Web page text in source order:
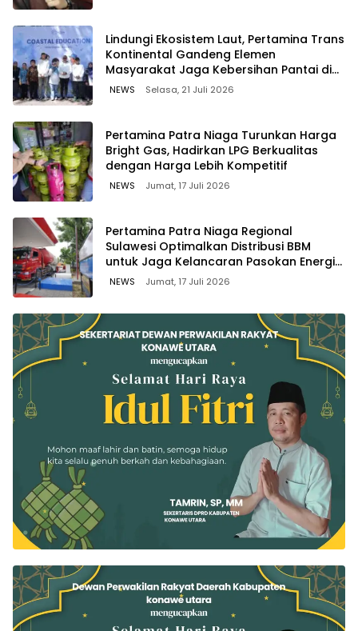
Lindungi Ekosistem Laut, Pertamina Trans
Kontinental Gandeng Elemen
Masyarakat Jaga Kebersihan Pantai di
Bitung, Sulawesi
NEWS Selasa, 21 Juli 2026
Pertamina Patra Niaga Turunkan Harga
Bright Gas, Hadirkan LPG Berkualitas
dengan Harga Lebih Kompetitif
NEWS Jumat, 17 Juli 2026
Pertamina Patra Niaga Regional
Sulawesi Optimalkan Distribusi BBM
untuk Jaga Kelancaran Pasokan Energi
di Seluruh Wilayah Sulawesi
NEWS Jumat, 17 Juli 2026